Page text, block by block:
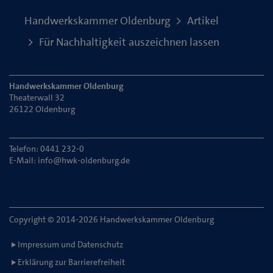
Handwerkskammer Oldenburg
Artikel
Für Nachhaltigkeit auszeichnen lassen
Handwerkskammer Oldenburg
Theaterwall 32
26122 Oldenburg
Telefon: 0441 232-0
E-Mail: info@hwk-oldenburg.de
Copyright © 2014-2026 Handwerkskammer Oldenburg
Impressum und Datenschutz
Erklärung zur Barrierefreiheit